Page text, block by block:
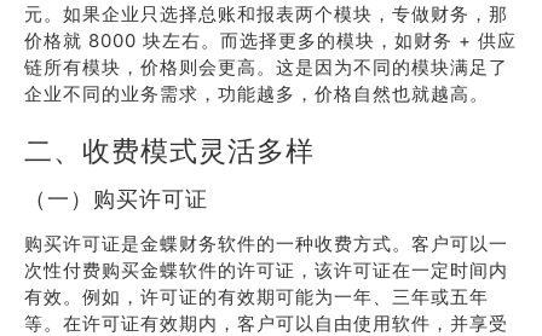
元。如果企业只选择总账和报表两个模块，专做财务，那
价格就 8000 块左右。而选择更多的模块，如财务 + 供应
链所有模块，价格则会更高。这是因为不同的模块满足了
企业不同的业务需求，功能越多，价格自然也就越高。
二、收费模式灵活多样
（一）购买许可证
购买许可证是金蝶财务软件的一种收费方式。客户可以一
次性付费购买金蝶软件的许可证，该许可证在一定时间内
有效。例如，许可证的有效期可能为一年、三年或五年
等。在许可证有效期内，客户可以自由使用软件，并享受